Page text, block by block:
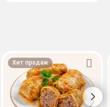
Хит продаж